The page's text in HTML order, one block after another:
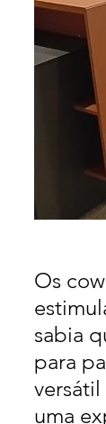
Os
sabia
para
uma